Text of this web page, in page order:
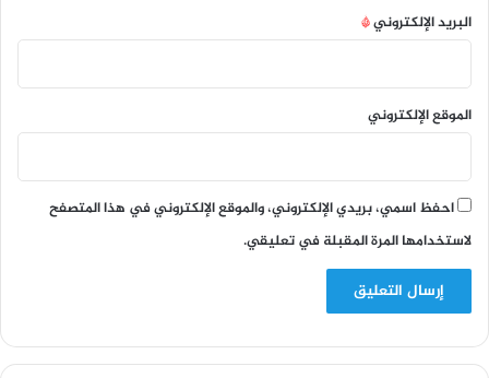
البريد الإلكتروني*
الموقع الإلكتروني
احفظ اسمي، بريدي الإلكتروني، والموقع الإلكتروني في هذا المتصفح
لاستخدامها المرة المقبلة في تعليقي.